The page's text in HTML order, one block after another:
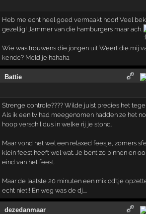
Heb me echt heel goed vermaakt hoor! Veel
gezellig! Jammer van die hamburgers maar ach.
Wie was trouwens die jongen uit Weert die mij
kende? Meld je hahaha
Battie
Strenge controle???? Wilde juist precies het
Als ik een tv had meegenomen hadden ze het
hoop verschil dus in welke rij je stond.
Maar vond het wel een relaxed feesje, zomers
klein feest heeft wel wat. Je bent zo binnen en
eind van het feest.
Maar de laatste 20 minuten een mix cd'tje
echt niet!! En weg was de dj....
dezedanmaar